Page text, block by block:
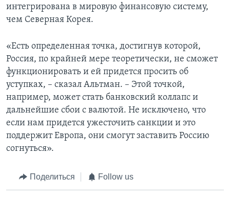
интегрирована в мировую финансовую систему,
чем Северная Корея.
«Есть определенная точка, достигнув которой,
Россия, по крайней мере теоретически, не сможет
функционировать и ей придется просить об
уступках, – сказал Альтман. – Этой точкой,
например, может стать банковский коллапс и
дальнейшие сбои с валютой. Не исключено, что
если нам придется ужесточить санкции и это
поддержит Европа, они смогут заставить Россию
согнуться».
Поделиться Follow us